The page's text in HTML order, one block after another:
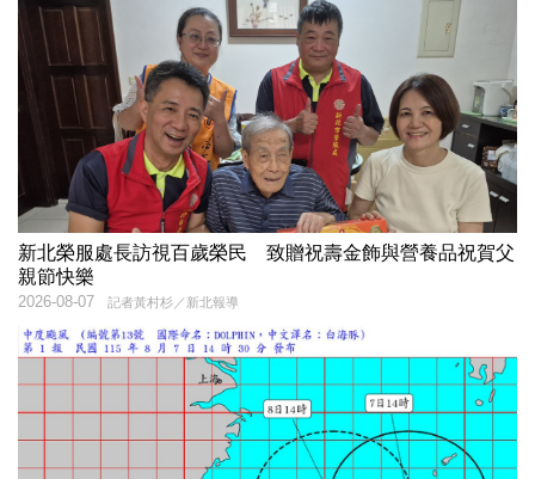
新北榮服處長訪視百歲榮民 致贈祝壽金飾與營養品祝賀父
親節快樂
記者黃村杉／新北報導
2026-08-07